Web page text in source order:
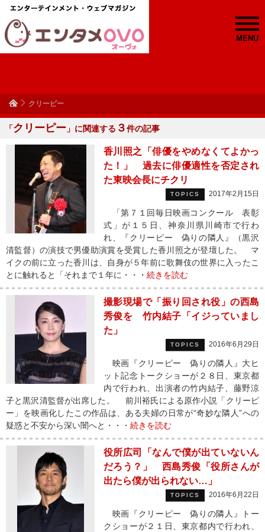
MENU
クリーピー
「クリーピー 」に関連する ３件の記事
香川照之「俳優をやめなくてよかっ
た！」 過去に俳優適性を否定され
た東映会長にチクリ
TOPICS 2017年2月15日
「第７１回毎日映画コンクール 表彰
式」が１５日、神奈川県川崎市で行わ
れ、『クリーピー 偽りの隣人』（黒沢
清監督）の演技で男優助演賞を受賞した香川照之が登壇した。 マ
イクの前に立った香川は、自身が５年前に歌舞伎の世界に入ったこ
とに触れると「それまで１年に・・・ 続きを読む
撮影現場で「振り回され役」の西島
秀俊を 竹内結子「イジっていまし
た」
TOPICS 2016年6月29日
映画『クリーピー 偽りの隣人』大ヒ
ット記念トークショーが２８日、東京都
内で行われ、出演者の竹内結子、藤野涼
子と黒沢清監督が出席した。 前川裕氏による原作小説「クリーピ
ー」を映画化したこの作品は、ある夫婦の日常が“奇妙な隣人”への
疑惑と不安から深い闇へと・・・ 続きを読む
役所広司「なんで僕が出ていないん
だろう？」 西島秀俊「役所さんが
出たら僕が出られない…」
TOPICS 2016年6月22日
映画『クリーピー 偽りの隣人』トー
クショーが２１日、東京都内で行われ、